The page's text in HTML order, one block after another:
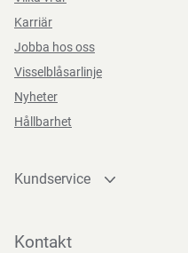
Karriär
Jobba hos oss
Visselblåsarlinje
Nyheter
Hållbarhet
Kundservice
Bli kund
Kontakt